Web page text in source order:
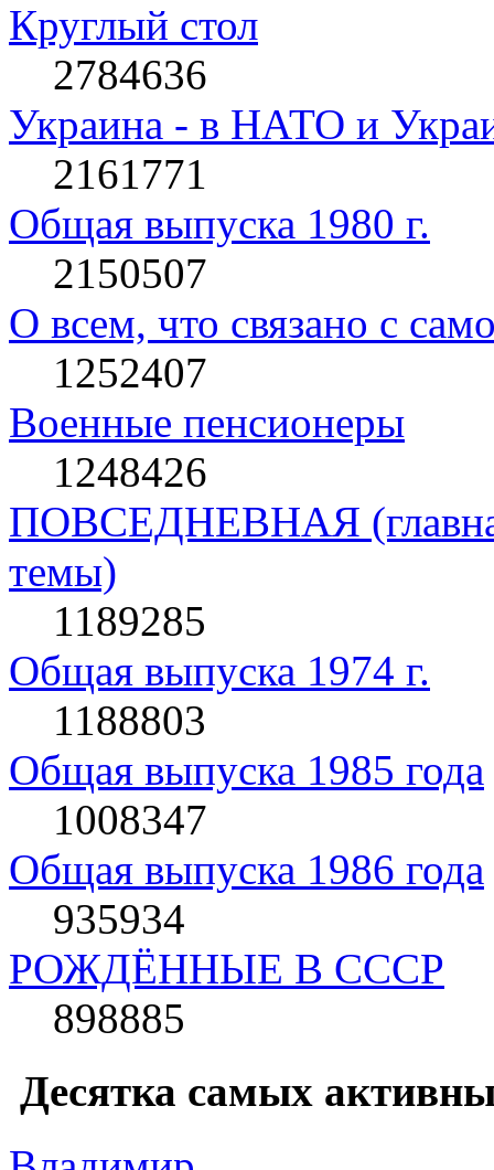
Круглый стол
2784636
Украина - в НАТО и
2161771
Общая выпуска 1980 г.
2150507
О всем, что связано с
1252407
Военные пенсионеры
1248426
ПОВСЕДНЕВНАЯ
темы)
1189285
Общая выпуска 1974 г.
1188803
Общая выпуска 1985 года
1008347
Общая выпуска 1986 года
935934
РОЖДЁННЫЕ В СССР
898885
Десятка самых